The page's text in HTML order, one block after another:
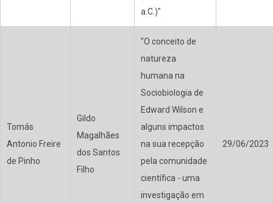
a.C.)"
Tomás
Antonio Freire
de Pinho
Gildo
Magalhães
dos Santos
Filho
"O conceito de
natureza
humana na
Sociobiologia de
Edward Wilson e
alguns impactos
na sua recepção
pela comunidade
científica - uma
investigação em
29/06/2023